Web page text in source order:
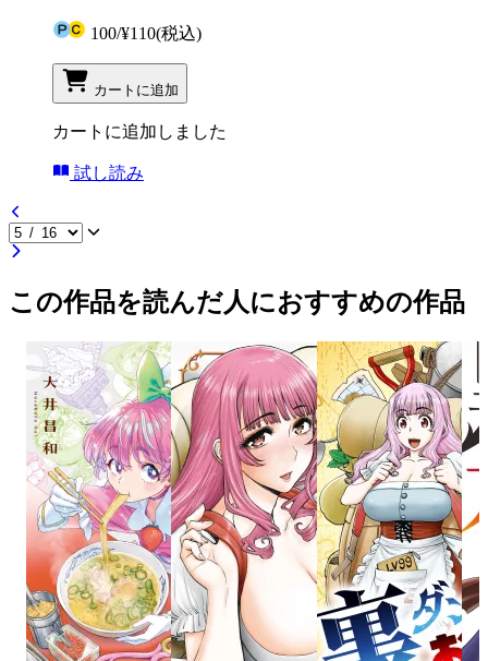
100/¥110(税込)
カートに追加
カートに追加しました
試し読み
この作品を読んだ人におすすめの作品